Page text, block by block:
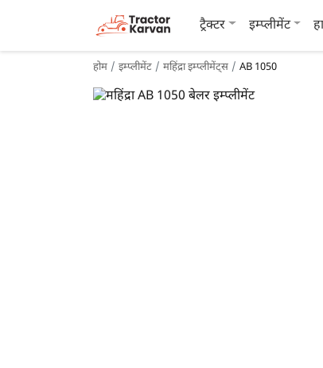
ट्रैक्टर इम्प्लीमेंट
होम इम्प्लीमेंट महिंद्रा इम्प्लीमेंट्स AB 1050